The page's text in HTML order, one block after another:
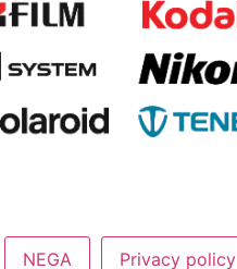
NEGA Privacy policy